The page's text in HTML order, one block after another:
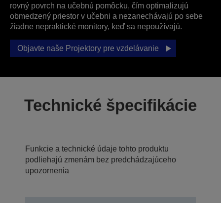
rovný povrch na učebnú pomôcku, čím optimalizujú
obmedzený priestor v učebni a nezanechávajú po sebe
žiadne nepraktické monitory, keď sa nepoužívajú.
Objavte naše Projektory pre vzdelávanie
Technické špecifikácie
Funkcie a technické údaje tohto produktu
podliehajú zmenám bez predchádzajúceho
upozornenia